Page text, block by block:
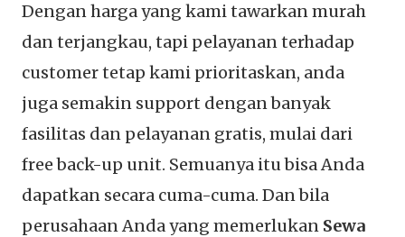
Dengan harga yang kami tawarkan murah
dan terjangkau, tapi pelayanan terhadap
customer tetap kami prioritaskan, anda
juga semakin support dengan banyak
fasilitas dan pelayanan gratis, mulai dari
free back-up unit. Semuanya itu bisa Anda
dapatkan secara cuma-cuma. Dan bila
perusahaan Anda yang memerlukan Sewa